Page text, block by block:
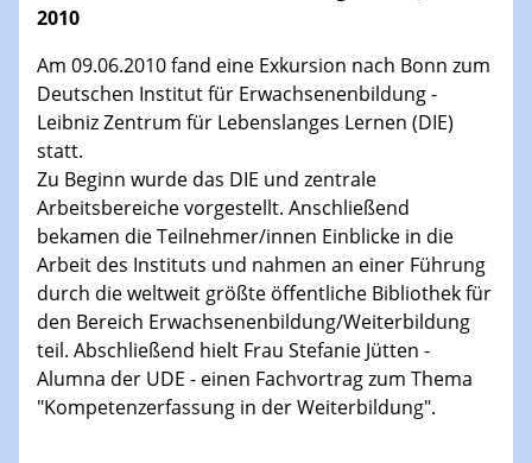
2010
Am 09.06.2010 fand eine Exkursion nach Bonn zum
Deutschen Institut für Erwachsenenbildung -
Leibniz Zentrum für Lebenslanges Lernen (DIE)
statt.
Zu Beginn wurde das DIE und zentrale
Arbeitsbereiche vorgestellt. Anschließend
bekamen die Teilnehmer/innen Einblicke in die
Arbeit des Instituts und nahmen an einer Führung
durch die weltweit größte öffentliche Bibliothek für
den Bereich Erwachsenenbildung/Weiterbildung
teil. Abschließend hielt Frau Stefanie Jütten -
Alumna der UDE - einen Fachvortrag zum Thema
"Kompetenzerfassung in der Weiterbildung".